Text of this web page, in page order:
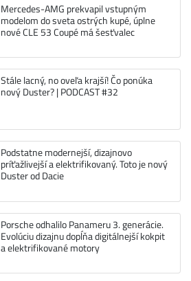
Mercedes-AMG prekvapil vstupným
modelom do sveta ostrých kupé, úplne
nové CLE 53 Coupé má šesťvalec
Stále lacný, no oveľa krajší! Čo ponúka
nový Duster? | PODCAST #32
Podstatne modernejší, dizajnovo
príťažlivejší a elektrifikovaný. Toto je nový
Duster od Dacie
Porsche odhalilo Panameru 3. generácie.
Evolúciu dizajnu dopĺňa digitálnejší kokpit
a elektrifikované motory